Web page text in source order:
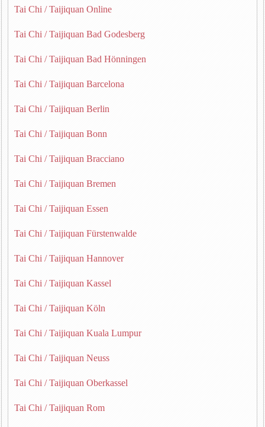
Tai Chi / Taijiquan Online
Tai Chi / Taijiquan Bad Godesberg
Tai Chi / Taijiquan Bad Hönningen
Tai Chi / Taijiquan Barcelona
Tai Chi / Taijiquan Berlin
Tai Chi / Taijiquan Bonn
Tai Chi / Taijiquan Bracciano
Tai Chi / Taijiquan Bremen
Tai Chi / Taijiquan Essen
Tai Chi / Taijiquan Fürstenwalde
Tai Chi / Taijiquan Hannover
Tai Chi / Taijiquan Kassel
Tai Chi / Taijiquan Köln
Tai Chi / Taijiquan Kuala Lumpur
Tai Chi / Taijiquan Neuss
Tai Chi / Taijiquan Oberkassel
Tai Chi / Taijiquan Rom